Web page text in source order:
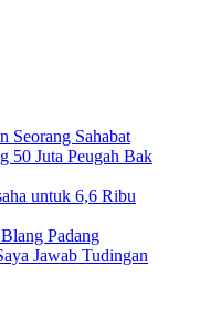
Seorang Sahabat
50 Juta Peugah Bak
untuk 6,6 Ribu
Padang
Jawab Tudingan